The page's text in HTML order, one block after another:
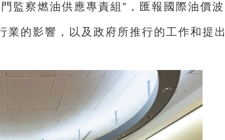
監察燃油供應專責組”，匯報國際油價波
業的影響，以及政府所推行的工作和提出